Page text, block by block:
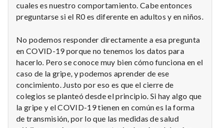
cuales es nuestro comportamiento. Cabe entonces
preguntarse si el R0 es diferente en adultos y en niños.
No podemos responder directamente a esa pregunta
en COVID-19 porque no tenemos los datos para
hacerlo. Pero se conoce muy bien cómo funciona en el
caso de la gripe, y podemos aprender de ese
concimiento. Justo por eso es que el cierre de
colegios se planteó desde el principio. Si hay algo que
la gripe y el COVID-19 tienen en común es la forma
de transmisión, por lo que las medidas de salud